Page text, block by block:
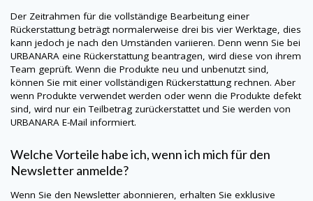
Der Zeitrahmen für die vollständige Bearbeitung einer
Rückerstattung beträgt normalerweise drei bis vier Werktage, dies
kann jedoch je nach den Umständen variieren. Denn wenn Sie bei
URBANARA eine Rückerstattung beantragen, wird diese von ihrem
Team geprüft. Wenn die Produkte neu und unbenutzt sind,
können Sie mit einer vollständigen Rückerstattung rechnen. Aber
wenn Produkte verwendet werden oder wenn die Produkte defekt
sind, wird nur ein Teilbetrag zurückerstattet und Sie werden von
URBANARA E-Mail informiert.
Welche Vorteile habe ich, wenn ich mich für den
Newsletter anmelde?
Wenn Sie den Newsletter abonnieren, erhalten Sie exklusive